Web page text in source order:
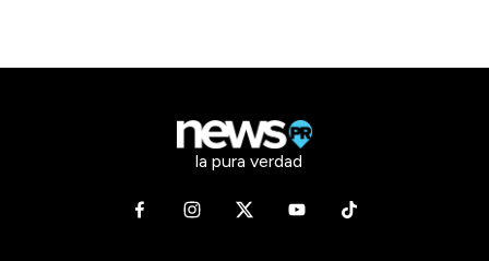
la pura verdad